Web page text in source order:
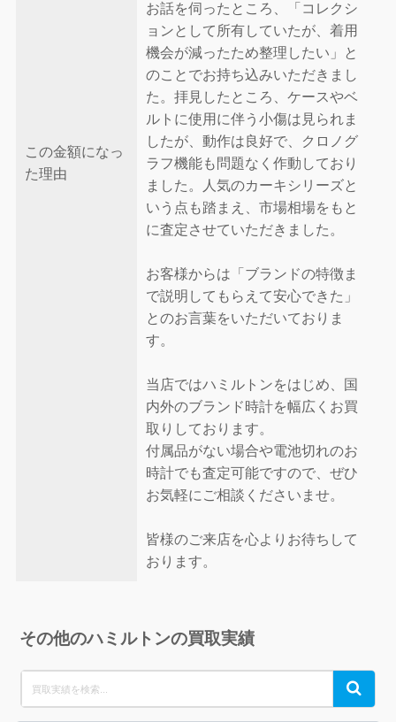
この金額になっ
た理由
お話を伺ったところ、「コレクシ
ョンとして所有していたが、着用
機会が減ったため整理したい」と
のことでお持ち込みいただきまし
た。拝見したところ、ケースやベ
ルトに使用に伴う小傷は見られま
したが、動作は良好で、クロノグ
ラフ機能も問題なく作動しており
ました。人気のカーキシリーズと
いう点も踏まえ、市場相場をもと
に査定させていただきました。
お客様からは「ブランドの特徴ま
で説明してもらえて安心できた」
とのお言葉をいただいておりま
す。
当店ではハミルトンをはじめ、国
内外のブランド時計を幅広くお買
取りしております。
付属品がない場合や電池切れのお
時計でも査定可能ですので、ぜひ
お気軽にご相談くださいませ。
皆様のご来店を心よりお待ちして
おります。
その他のハミルトンの買取実績
for:
Search